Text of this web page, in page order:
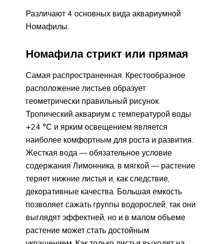
Различают 4 основных вида аквариумной
Номафилы.
Номафила стрикт или прямая
Самая распространенная. Крестообразное
расположение листьев образует
геометрически правильный рисунок.
Тропический аквариум с температурой воды
+24 °С и ярким освещением является
наиболее комфортным для роста и развития.
Жесткая вода — обязательное условие
содержания Лимонника, в мягкой — растение
теряет нижние листья и, как следствие,
декоративные качества. Большая емкость
позволяет сажать группы водорослей, так они
выглядят эффектней, но и в малом объеме
растение может стать достойным